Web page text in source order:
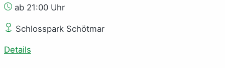
ab 21:00 Uhr
Schlosspark Schötmar
Details